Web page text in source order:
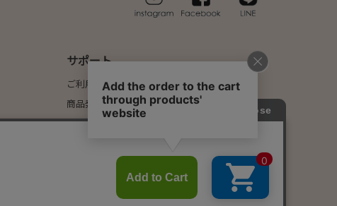
サポート
ご利用ガイド
商品発送のタイミングについて
配送・送料について
返品・交換について